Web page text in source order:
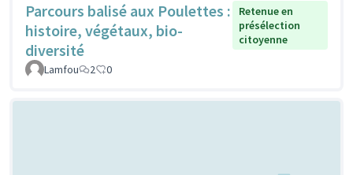
Parcours balisé aux Poulettes :
histoire, végétaux, bio-
diversité
Retenue en
présélection
citoyenne
Lamfou 2 0